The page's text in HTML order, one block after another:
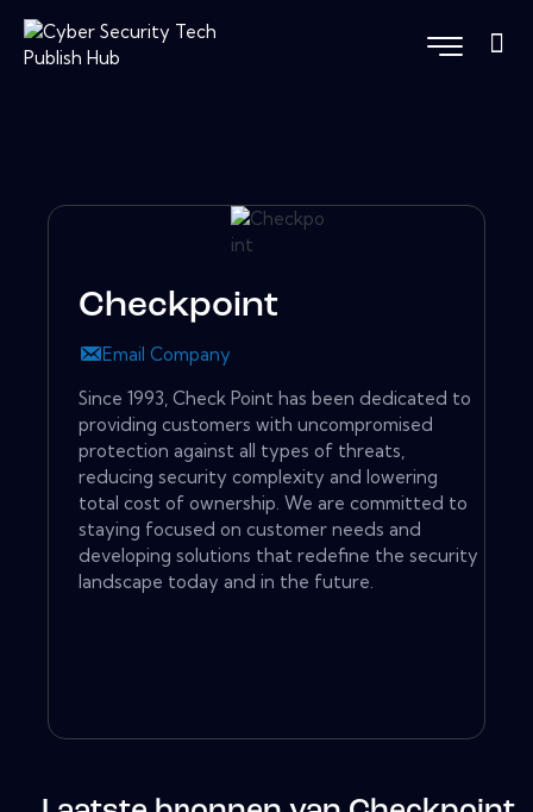
Checkpoint
Email Company
Since 1993, Check Point has been dedicated to
providing customers with uncompromised
protection against all types of threats,
reducing security complexity and lowering
total cost of ownership. We are committed to
staying focused on customer needs and
developing solutions that redefine the security
landscape today and in the future.